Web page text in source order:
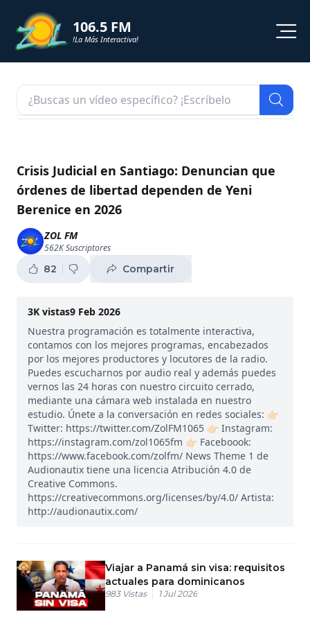
106.5 FM
!La Más Interactiva!
NOTICIAS
SHORTS
PODCAST
ZOL TV
Crisis Judicial en Santiago: Denuncian que
órdenes de libertad dependen de Yeni
Berenice en 2026
ZOL FM
562KSuscriptores
82 Compartir
3K vistas9 Feb 2026
Nuestra programación es totalmente interactiva,
contamos con los mejores programas, encabezados
por los mejores productores y locutores de la radio.
Puedes escucharnos por audio real y además puedes
vernos las 24 horas con nuestro circuito cerrado,
mediante una cámara web instalada en nuestro
estudio. Únete a la conversación en redes sociales: 👉🏻
Twitter: https://twitter.com/ZolFM1065 👉🏻 Instagram:
https://instagram.com/zol1065fm 👉🏻 Faceboook:
https://www.facebook.com/zolfm/ News Theme 1 de
Audionautix tiene una licencia Atribución 4.0 de
Creative Commons.
https://creativecommons.org/licenses/by/4.0/ Artista:
http://audionautix.com/
Viajar a Panamá sin visa: requisitos
actuales para dominicanos
983 Vistas 1 Jul 2026